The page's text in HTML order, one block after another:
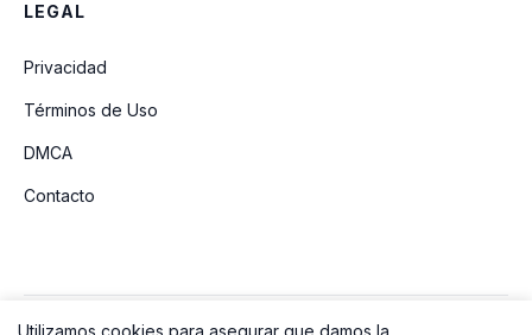
LEGAL
Privacidad
Términos de Uso
DMCA
Contacto
Utilizamos cookies para asegurar que damos la